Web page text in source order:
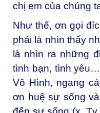
chị em của chúng
Như thế, ơn gọi
phải là nhìn thấy
là nhìn ra những
tình bạn, tình
Vô Hình, ngang
ơn huệ sự sống